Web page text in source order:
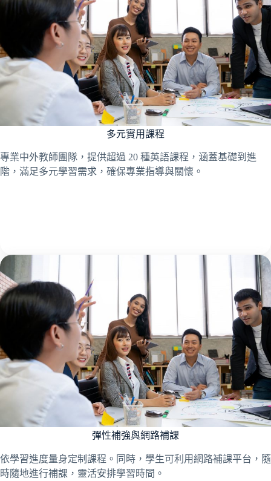
多元實用課程
專業中外教師團隊，提供超過 20 種英語課程，涵蓋基礎到進
階，滿足多元學習需求，確保專業指導與關懷。
彈性補強與網路補課
依學習進度量身定制課程。同時，學生可利用網路補課平台，隨
時隨地進行補課，靈活安排學習時間。